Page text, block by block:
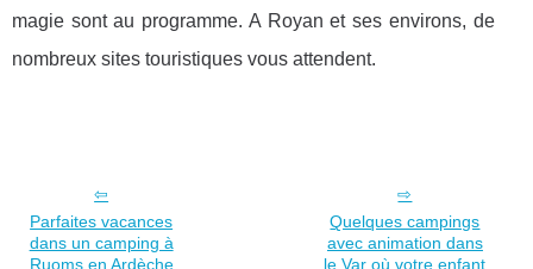
magie sont au programme. A Royan et ses environs, de
nombreux sites touristiques vous attendent.
Parfaites vacances
dans un camping à
Ruoms en Ardèche
Quelques campings
avec animation dans
le Var où votre enfant